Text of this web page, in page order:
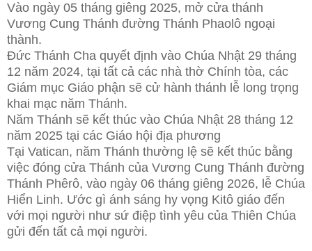
Vào ngày 05 tháng giêng 2025, mở cửa thánh
Vương Cung Thánh đường Thánh Phaolô ngoại
thành.
Đức Thánh Cha quyết định vào Chúa Nhật 29 tháng
12 năm 2024, tại tất cả các nhà thờ Chính tòa, các
Giám mục Giáo phận sẽ cử hành thánh lễ long trọng
khai mạc năm Thánh.
Năm Thánh sẽ kết thúc vào Chúa Nhật 28 tháng 12
năm 2025 tại các Giáo hội địa phương
Tại Vatican, năm Thánh thường lệ sẽ kết thúc bằng
việc đóng cửa Thánh của Vương Cung Thánh đường
Thánh Phêrô, vào ngày 06 tháng giêng 2026, lễ Chúa
Hiển Linh. Ước gì ánh sáng hy vọng Kitô giáo đến
với mọi người như sứ điệp tình yêu của Thiên Chúa
gửi đến tất cả mọi người.